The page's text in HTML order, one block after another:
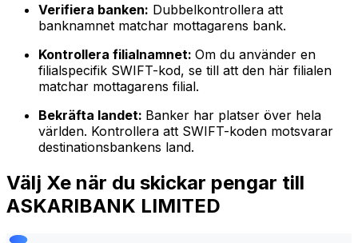
Verifiera banken: Dubbelkontrollera att
banknamnet matchar mottagarens bank.
Kontrollera filialnamnet: Om du använder en
filialspecifik SWIFT-kod, se till att den här filialen
matchar mottagarens filial.
Bekräfta landet: Banker har platser över hela
världen. Kontrollera att SWIFT-koden motsvarar
destinationsbankens land.
Välj Xe när du skickar pengar till
ASKARIBANK LIMITED